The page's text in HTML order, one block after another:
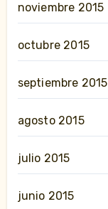
noviembre 2015
octubre 2015
septiembre 2015
agosto 2015
julio 2015
junio 2015